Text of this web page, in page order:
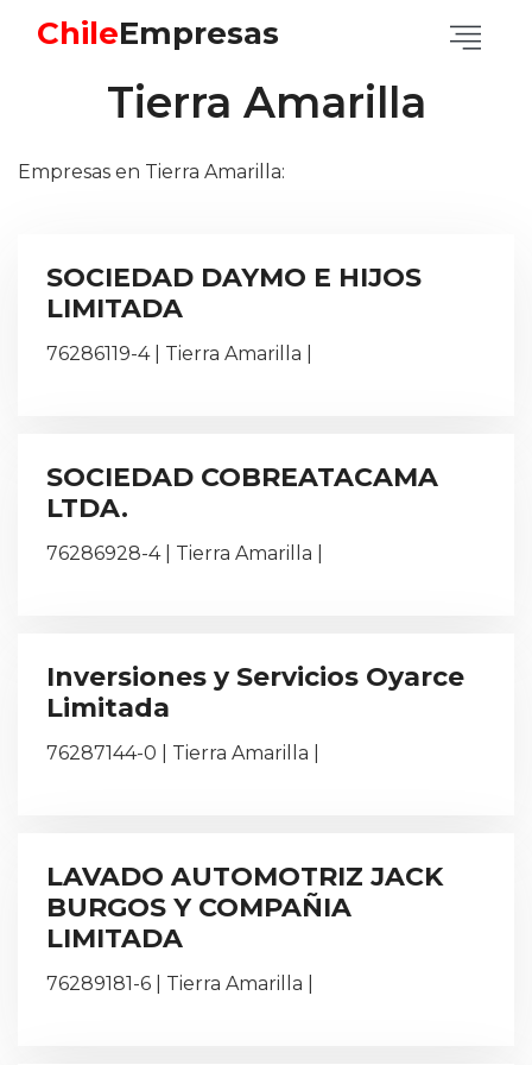
ChileEmpresas
Tierra Amarilla
Empresas en Tierra Amarilla:
SOCIEDAD DAYMO E HIJOS
LIMITADA
76286119-4 | Tierra Amarilla |
SOCIEDAD COBREATACAMA
LTDA.
76286928-4 | Tierra Amarilla |
Inversiones y Servicios Oyarce
Limitada
76287144-0 | Tierra Amarilla |
LAVADO AUTOMOTRIZ JACK
BURGOS Y COMPAÑIA
LIMITADA
76289181-6 | Tierra Amarilla |